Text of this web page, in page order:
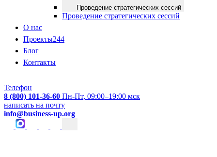
Проведение стратегических сессий
Проведение стратегических сессий
О нас
Проекты244
Блог
Контакты
Телефон
8 (800) 101-36-60 Пн-Пт, 09:00–19:00 мск
написать на почту
info@business-up.org